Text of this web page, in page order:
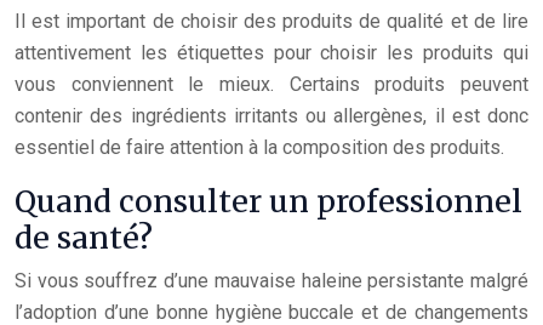
Il est important de choisir des produits de qualité et de lire
attentivement les étiquettes pour choisir les produits qui
vous conviennent le mieux. Certains produits peuvent
contenir des ingrédients irritants ou allergènes, il est donc
essentiel de faire attention à la composition des produits.
Quand consulter un professionnel
de santé?
Si vous souffrez d’une mauvaise haleine persistante malgré
l’adoption d’une bonne hygiène buccale et de changements